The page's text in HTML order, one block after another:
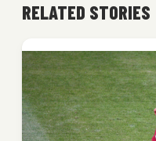
RELATED STORIES